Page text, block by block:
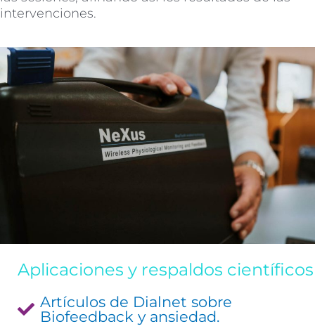
intervenciones.
Aplicaciones y respaldos científicos
Artículos de Dialnet sobre
Biofeedback y ansiedad.